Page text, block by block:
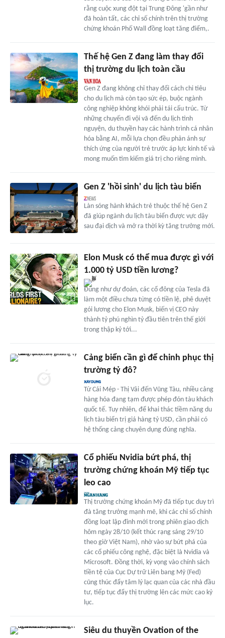
rằng cuộc xung đột tại Trung Đông 'gần như
đã hoàn tất, các chỉ số chính trên thị trường
chứng khoán Phố Wall đồng loạt tăng điểm,.
Thế hệ Gen Z đang làm thay đổi
thị trường du lịch toàn cầu
Gen Z đang không chỉ thay đổi cách chi tiêu
cho du lịch mà còn tạo sức ép, buộc ngành
công nghiệp không khói phải tái cấu trúc. Từ
những chuyến đi vội vã đến du lịch tình
nguyện, du thuyền hay các hành trình cá nhân
hóa bằng AI, mỗi lựa chọn đều phản ánh sự
thích ứng của người trẻ trước áp lực kinh tế và
mong muốn tìm kiếm giá trị cho riêng mình.
Gen Z 'hồi sinh' du lịch tàu biển
Làn sóng hành khách trẻ thuộc thế hệ Gen Z
đã giúp ngành du lịch tàu biển được vực dậy
sau đại dịch và mở ra thời kỳ tăng trưởng mới.
Elon Musk có thể mua được gì với
1.000 tỷ USD tiền lương?
Đúng như dự đoán, các cổ đông của Tesla đã
làm một điều chưa từng có tiền lệ, phê duyệt
gói lương cho Elon Musk, biến vị CEO này
thành tỷ phú nghìn tỷ đầu tiên trên thế giới
trong thập kỷ tới...
Cảng biển cần gì để chinh phục thị
trường tỷ đô?
Từ Cái Mép - Thị Vải đến Vũng Tàu, nhiều cảng
hàng hóa đang tạm được phép đón tàu khách
quốc tế. Tuy nhiên, để khai thác tiềm năng du
lịch tàu biển trị giá hàng tỷ USD, cần phải có
hệ thống cảng chuyên dụng đúng nghĩa.
Cổ phiếu Nvidia bứt phá, thị
trường chứng khoán Mỹ tiếp tục
leo cao
Thị trường chứng khoán Mỹ đã tiếp tục duy trì
đà tăng trưởng mạnh mẽ, khi các chỉ số chính
đồng loạt lập đỉnh mới trong phiên giao dịch
hôm ngày 28/10 (kết thúc rạng sáng 29/10
theo giờ Việt Nam), nhờ vào sự bứt phá của
các cổ phiếu công nghệ, đặc biệt là Nvidia và
Microsoft. Đồng thời, kỳ vọng vào chính sách
tiền tệ của Cục Dự trữ Liên bang Mỹ (Fed)
cũng thúc đẩy tâm lý lạc quan của các nhà đầu
tư, tiếp tục đẩy thị trường lên các mức cao kỷ
lục.
Siêu du thuyền Ovation of the